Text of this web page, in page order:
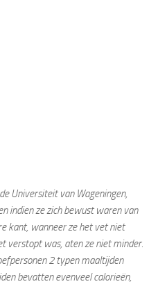
Universiteit van Wageningen,
indien ze zich bewust waren van
kant, wanneer ze het vet niet
verstopt was, aten ze niet minder.
2 typen maaltijden
bevatten evenveel calorieën,